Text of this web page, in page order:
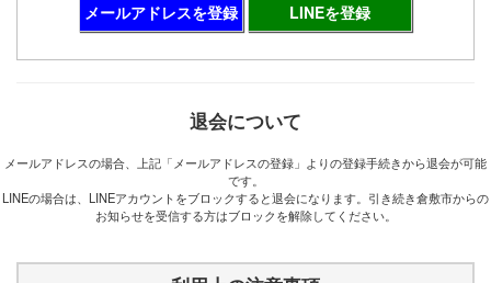
メールアドレスを登録 LINEを登録
退会について
メールアドレスの場合、上記「メールアドレスの登録」よりの登録手続きから退会が可能
です。
LINEの場合は、LINEアカウントをブロックすると退会になります。引き続き倉敷市からの
お知らせを受信する方はブロックを解除してください。